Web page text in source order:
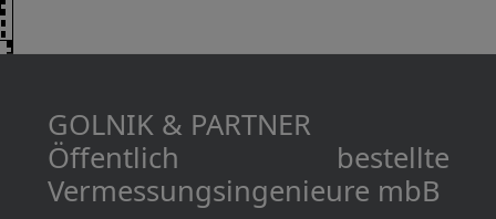
GOLNIK & PARTNER
Öffentlich bestellte
Vermessungs­­ingenieure mbB